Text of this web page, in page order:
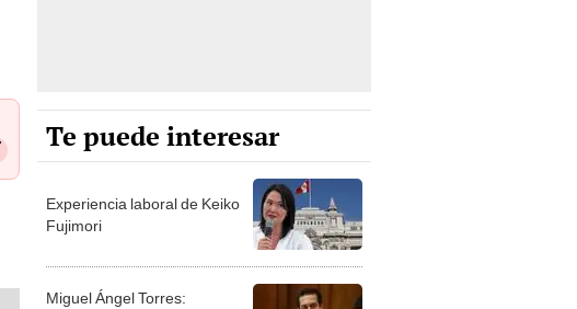
Te puede interesar
Experiencia laboral de Keiko
Fujimori
Miguel Ángel Torres: